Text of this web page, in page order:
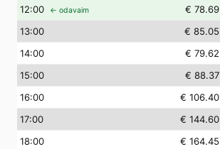
12:00 ← odavaim € 78.69
13:00 € 85.05
14:00 € 79.62
15:00 € 88.37
16:00 € 106.40
17:00 € 144.60
18:00 € 164.45